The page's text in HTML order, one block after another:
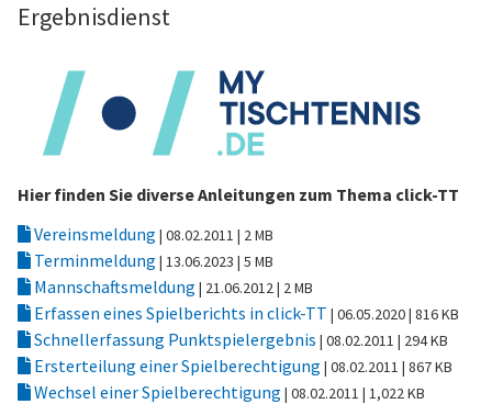
Ergebnisdienst
Hier finden Sie diverse Anleitungen zum Thema click-TT
Vereinsmeldung | 08.02.2011 | 2 MB
Terminmeldung | 13.06.2023 | 5 MB
Mannschaftsmeldung | 21.06.2012| 2 MB
Erfassen eines Spielberichts in click-TT | 06.05.2020| 816 KB
Schnellerfassung Punktspielergebnis | 08.02.2011 | 294 KB
Ersterteilung einer Spielberechtigung | 08.02.2011 | 867 KB
Wechsel einer Spielberechtigung | 08.02.2011 | 1,022 KB